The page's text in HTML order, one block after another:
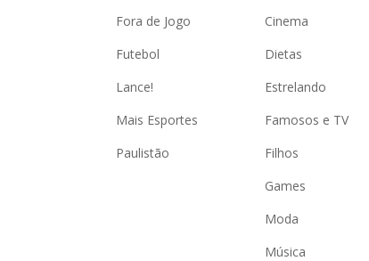
Fora de Jogo
Futebol
Lance!
Mais Esportes
Paulistão
Cinema
Dietas
Estrelando
Famosos e TV
Filhos
Games
Moda
Música